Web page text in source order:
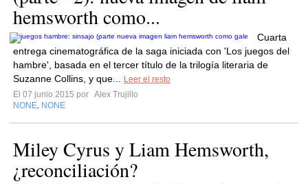
hemsworth como...
Cuarta
entrega cinematográfica de la saga iniciada con 'Los juegos del
hambre', basada en el tercer título de la trilogía literaria de
Suzanne Collins, y que...
Leer el resto
El 07 junio 2015 por Alex Trujillo
NONE NONE
Miley Cyrus y Liam Hemsworth,
¿reconciliación?